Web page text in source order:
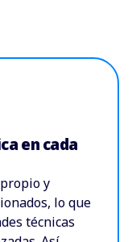
en cada
y
lo que
técnicas